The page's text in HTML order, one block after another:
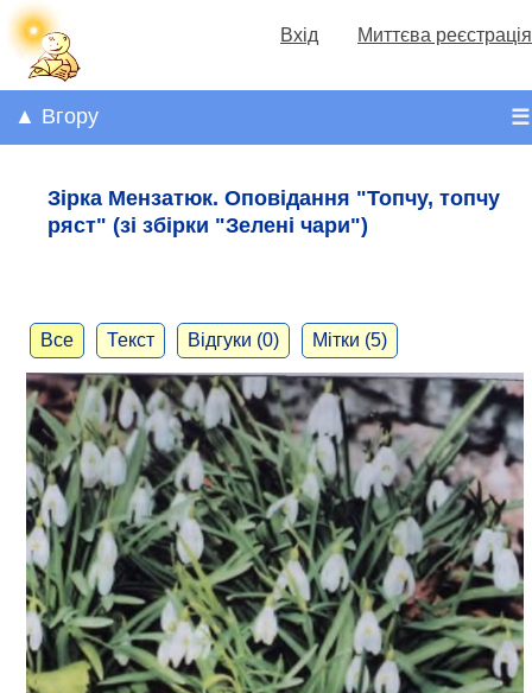
Вхід Миттєва реєстрація
☰
▲ Вгору
Зірка Мензатюк. Оповідання "Топчу, топчу
ряст" (зі збірки "Зелені чари")
Все Текст Відгуки (0) Мітки (5)